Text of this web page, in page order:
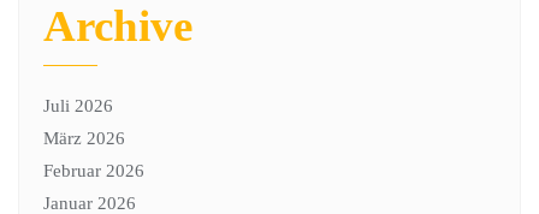
Archive
Juli 2026
März 2026
Februar 2026
Januar 2026